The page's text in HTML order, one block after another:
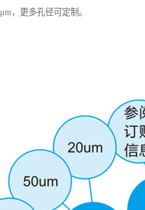
，更多孔径可定制。